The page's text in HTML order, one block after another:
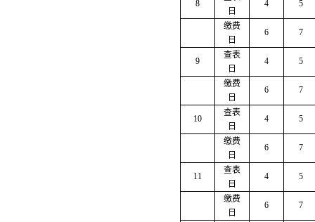
8
日
4 5
缴费
日
6 7
9
查表
日
4 5
缴费
日
6 7
10
查表
日
4 5
缴费
日
6 7
11
查表
日
4 5
缴费
日
6 7